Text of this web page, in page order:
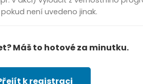
není uvedeno jinak.
Máš to hotové za minutku.
k registraci